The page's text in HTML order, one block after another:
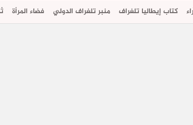
كتاب إيطاليا تلغراف منبر تلغراف الدولي فضاء المرأة